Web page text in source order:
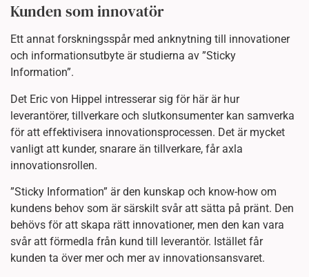
Kunden som innovatör
Ett annat forskningsspår med anknytning till innovationer
och informationsutbyte är studierna av ”Sticky
Information”.
Det Eric von Hippel intresserar sig för här är hur
leverantörer, tillverkare och slutkonsumenter kan samverka
för att effektivisera innovationsprocessen. Det är mycket
vanligt att kunder, snarare än tillverkare, får axla
innovationsrollen.
”Sticky Information” är den kunskap och know-how om
kundens behov som är särskilt svår att sätta på pränt. Den
behövs för att skapa rätt innovationer, men den kan vara
svår att förmedla från kund till leverantör. Istället får
kunden ta över mer och mer av innovationsansvaret.